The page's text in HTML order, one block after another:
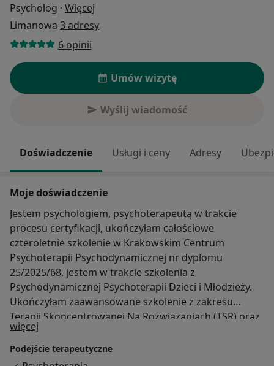
Psycholog · Więcej
Limanowa 3 adresy
6 opinii
Umów wizytę
Wyślij wiadomość
Doświadczenie Usługi i ceny Adresy
Moje doświadczenie
Jestem psychologiem, psychoterapeutą w trakcie
procesu certyfikacji, ukończyłam całościowe
czteroletnie szkolenie w Krakowskim Centrum
Psychoterapii Psychodynamicznej nr dyplomu
25/2025/68, jestem w trakcie szkolenia z
Psychodynamicznej Psychoterapii Dzieci i Młodzieży.
Ukończyłam zaawansowane szkolenie z zakresu
Terapii Skoncentrowanej Na Rozwiązaniach (TSR) oraz
kurs Medycznego Centrum Kształcenia Uniwersytetu
Jagiellońskiego: Psychoterapia Praktyczna. Brałam
także udział w szkoleniach z zakresu
więcej
Podejście terapeutyczne